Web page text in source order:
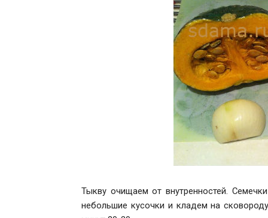
Тыкву очищаем от внутренностей.
небольшие кусочки и кладем на